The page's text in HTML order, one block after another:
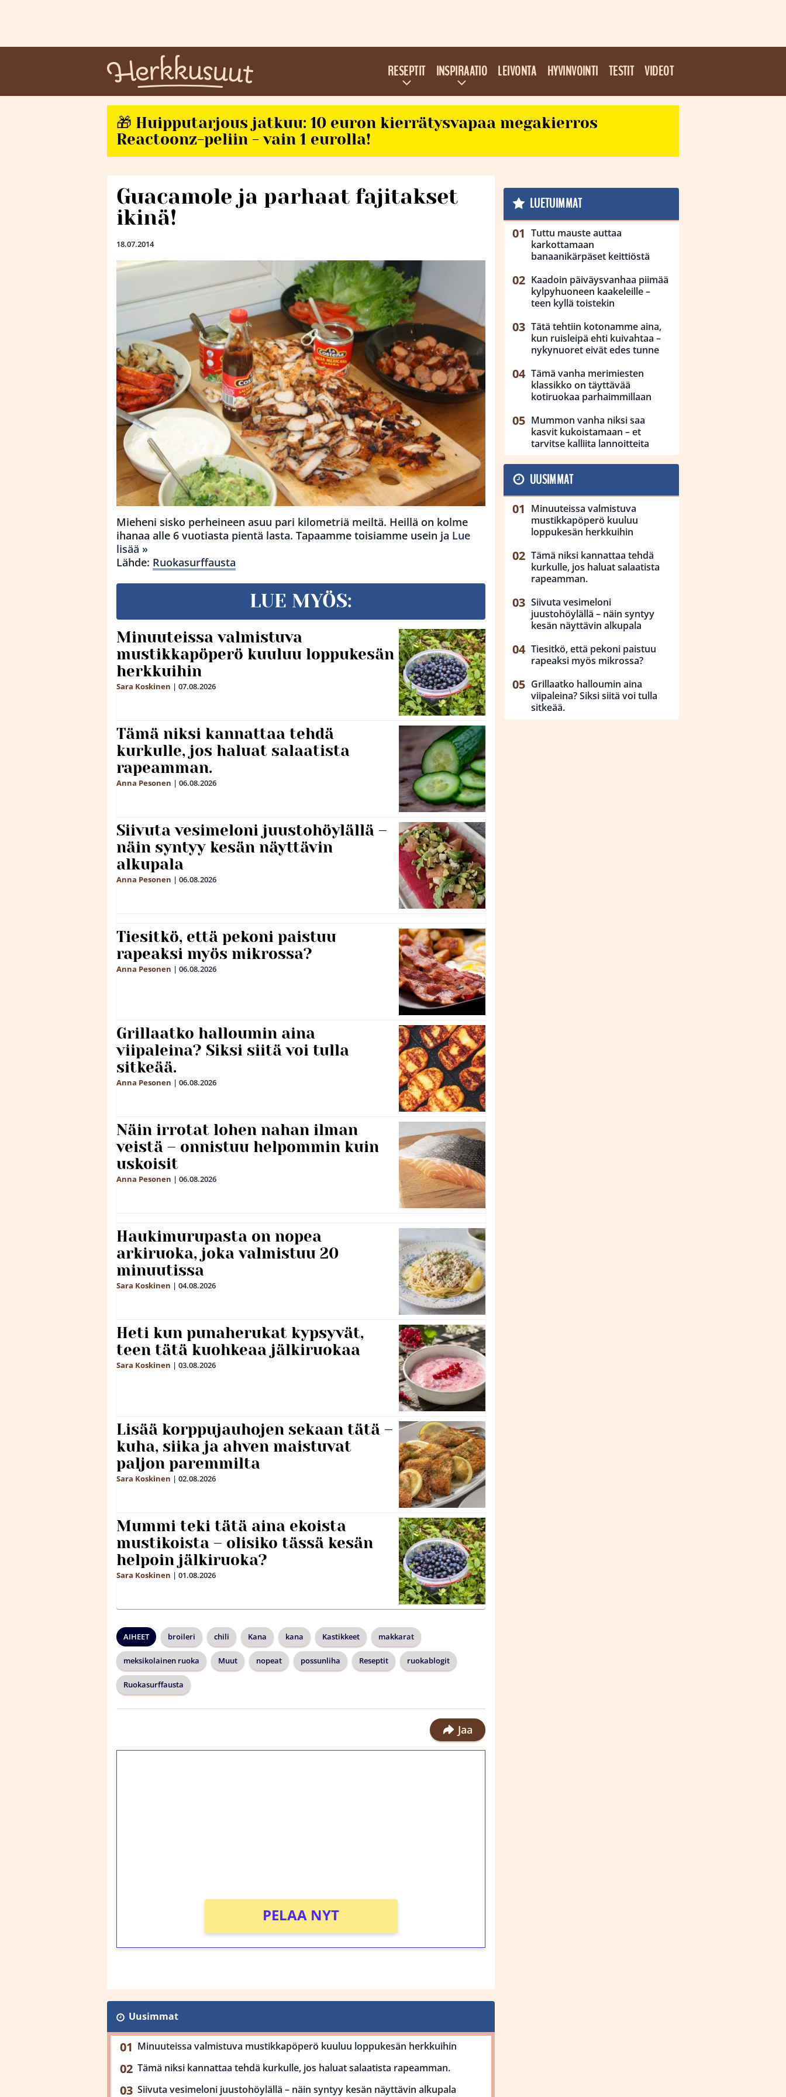
RESEPTIT INSPIRAATIO LEIVONTA HYVINVOINTI TESTIT VIDEOT
🎁 Huipputarjous jatkuu: 10 euron kierrätysvapaa megakierros
Reactoonz-peliin - vain 1 eurolla!
Guacamole ja parhaat fajitakset
ikinä!
18.07.2014
Mieheni sisko perheineen asuu pari kilometriä meiltä. Heillä on kolme
ihanaa alle 6 vuotiasta pientä lasta. Tapaamme toisiamme usein ja Lue
lisää »
Lähde: Ruokasurffausta
LUE MYÖS:
Minuuteissa valmistuva
mustikkapöperö kuuluu loppukesän
herkkuihin
Sara Koskinen | 07.08.2026
Tämä niksi kannattaa tehdä
kurkulle, jos haluat salaatista
rapeamman.
Anna Pesonen | 06.08.2026
Siivuta vesimeloni juustohöylällä –
näin syntyy kesän näyttävin
alkupala
Anna Pesonen | 06.08.2026
Tiesitkö, että pekoni paistuu
rapeaksi myös mikrossa?
Anna Pesonen | 06.08.2026
Grillaatko halloumin aina
viipaleina? Siksi siitä voi tulla
sitkeää.
Anna Pesonen | 06.08.2026
Näin irrotat lohen nahan ilman
veistä – onnistuu helpommin kuin
uskoisit
Anna Pesonen | 06.08.2026
Haukimurupasta on nopea
arkiruoka, joka valmistuu 20
minuutissa
Sara Koskinen | 04.08.2026
Heti kun punaherukat kypsyvät,
teen tätä kuohkeaa jälkiruokaa
Sara Koskinen | 03.08.2026
Lisää korppujauhojen sekaan tätä –
kuha, siika ja ahven maistuvat
paljon paremmilta
Sara Koskinen | 02.08.2026
Mummi teki tätä aina ekoista
mustikoista – olisiko tässä kesän
helpoin jälkiruoka?
Sara Koskinen | 01.08.2026
AIHEET broileri chili Kana kana Kastikkeet makkarat
meksikolainen ruoka Muut nopeat possunliha Reseptit ruokablogit
Ruokasurffausta
Jaa
PELAA NYT
Uusimmat
Minuuteissa valmistuva mustikkapöperö kuuluu loppukesän herkkuihin
Tämä niksi kannattaa tehdä kurkulle, jos haluat salaatista rapeamman.
Siivuta vesimeloni juustohöylällä – näin syntyy kesän näyttävin alkupala
LUETUIMMAT
Tuttu mauste auttaa
karkottamaan
banaanikärpäset keittiöstä
Kaadoin päiväysvanhaa piimää
kylpyhuoneen kaakeleille –
teen kyllä toistekin
Tätä tehtiin kotonamme aina,
kun ruisleipä ehti kuivahtaa –
nykynuoret eivät edes tunne
Tämä vanha merimiesten
klassikko on täyttävää
kotiruokaa parhaimmillaan
Mummon vanha niksi saa
kasvit kukoistamaan – et
tarvitse kalliita lannoitteita
UUSIMMAT
Minuuteissa valmistuva
mustikkapöperö kuuluu
loppukesän herkkuihin
Tämä niksi kannattaa tehdä
kurkulle, jos haluat salaatista
rapeamman.
Siivuta vesimeloni
juustohöylällä – näin syntyy
kesän näyttävin alkupala
Tiesitkö, että pekoni paistuu
rapeaksi myös mikrossa?
Grillaatko halloumin aina
viipaleina? Siksi siitä voi tulla
sitkeää.